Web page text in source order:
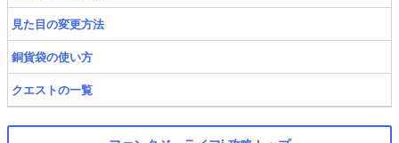
見た目の変更方法
銅貨袋の使い方
クエストの一覧